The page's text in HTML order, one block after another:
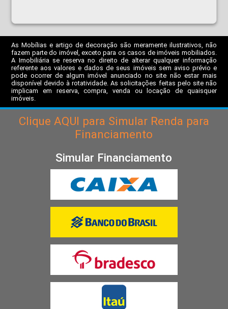
As Mobílias e artigo de decoração são meramente ilustrativos, não
fazem parte do imóvel, exceto para os casos de imóveis mobiliados.
A Imobiliária se reserva no direito de alterar qualquer informação
referente aos valores e dados de seus imóveis sem aviso prévio e
pode ocorrer de algum imóvel anunciado no site não estar mais
disponível devido à rotatividade. As solicitações feitas pelo site não
implicam em reserva, compra, venda ou locação de quaisquer
imóveis.
Clique AQUI para Simular Renda para
Financiamento
Simular Financiamento